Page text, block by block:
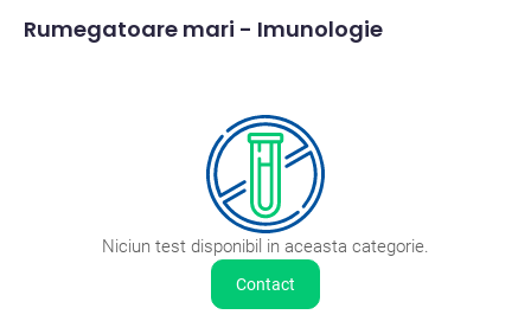
Microbiologie
Rumegatoare mari - Imunologie
Niciun test disponibil in aceasta categorie.
Contact